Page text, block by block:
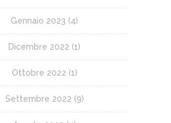
Gennaio 2023 (4)
Dicembre 2022 (1)
Ottobre 2022 (1)
Settembre 2022 (9)